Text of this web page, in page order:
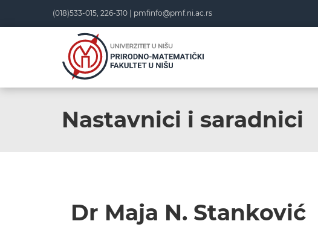
(018)533-015, 226-310 | pmfinfo@pmf.ni.ac.rs
Nastavnici i saradnici
Dr Maja N. Stanković